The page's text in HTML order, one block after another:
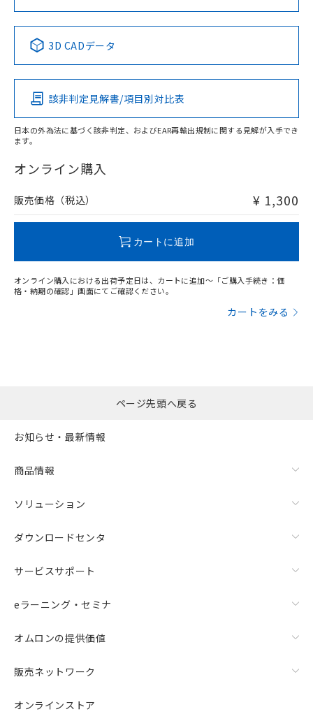
Pb Hg Cd Cr(VI)
O
在庫等で未対応品が混在する可能性があります。
問い合わせください。
No No No No
この製品の規格認証/適合状況ページへ
その他の認証はこちらのページからご検索ください
3D CADデータ
該非判定見解書/項目別対比表
日本の外為法に基づく該非判定、およびEAR再輸出規制に関する見解が入手でき
ます。
オンライン購入
販売価格（税込） ¥ 1,300
カートに追加
オンライン購入における出荷予定日は、カートに追加～「ご購入手続き：価
格・納期の確認」画面にてご確認ください。
カートをみる
ページ先頭へ戻る
お知らせ・最新情報
商品情報
ソリューション
ダウンロードセンタ
サービスサポート
eラーニング・セミナ
オムロンの提供価値
販売ネットワーク
オンラインストア